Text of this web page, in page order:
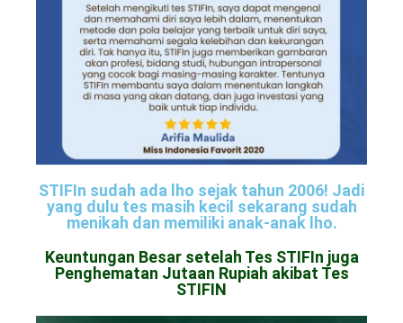
STIFIn sudah ada lho sejak tahun 2006! Jadi
yang dulu tes masih kecil sekarang sudah
menikah dan memiliki anak-anak lho.
Keuntungan Besar setelah Tes STIFIn juga
Penghematan Jutaan Rupiah akibat Tes
STIFIN